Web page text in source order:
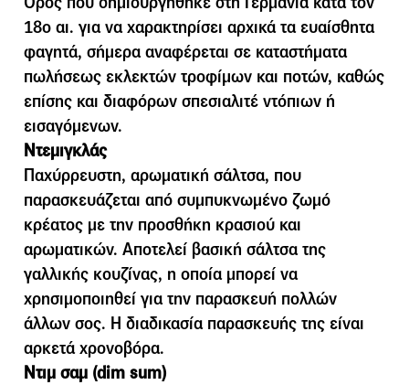
18ο αι. για να χαρακτηρίσει αρχικά τα ευαίσθητα
φαγητά, σήμερα αναφέρεται σε καταστήματα
πωλήσεως εκλεκτών τροφίμων και ποτών, καθώς
επίσης και διαφόρων σπεσιαλιτέ ντόπιων ή
εισαγόμενων.
Ντεµιγκλάς
Παχύρρευστη, αρωµατική σάλτσα, που
παρασκευάζεται από συµπυκνωµένο ζωµό
κρέατος µε την προσθήκη κρασιού και
αρωµατικών. Αποτελεί βασική σάλτσα της
γαλλικής κουζίνας, η οποία µπορεί να
χρησιµοποιηθεί για την παρασκευή πολλών
άλλων σος. Η διαδικασία παρασκευής της είναι
αρκετά χρονοβόρα.
Ντιµ σαµ (dim sum)